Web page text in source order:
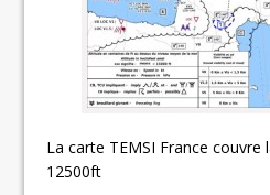
La carte TEMSI France couvre
12500ft